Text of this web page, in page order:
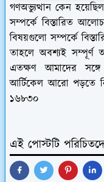
গণঅভ্যুত্থান কেন
সম্পর্কে বিস্তারিত
বিষয়গুলো সম্পর্কে
তাহলে অবশ্যই সম্পূর্ণ
এতক্ষণ আমাদের
আর্টিকেল আরো পড়তে
১৬৮৩০
এই পোস্টটি